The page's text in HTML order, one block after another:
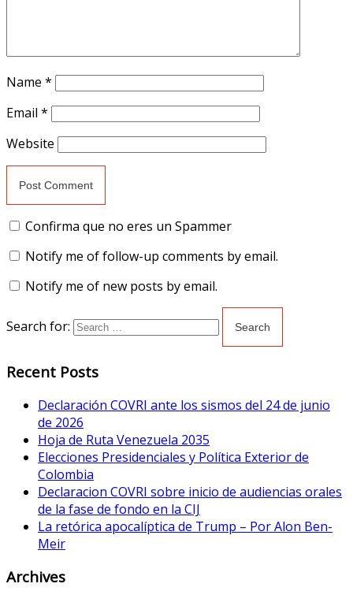
Name *
Email *
Website
Confirma que no eres un Spammer
Notify me of follow-up comments by email.
Notify me of new posts by email.
Search for:
Recent Posts
Declaración COVRI ante los sismos del 24 de junio
de 2026
Hoja de Ruta Venezuela 2035
Elecciones Presidenciales y Política Exterior de
Colombia
Declaracion COVRI sobre inicio de audiencias orales
de la fase de fondo en la CIJ
La retórica apocalíptica de Trump – Por Alon Ben-
Meir
Archives